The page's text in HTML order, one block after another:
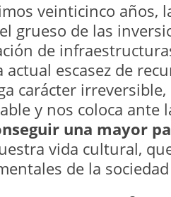
veinticinco años,
grueso de las
de
escasez de
carácter
y nos coloca ante
una mayor
vida cultural,
de la